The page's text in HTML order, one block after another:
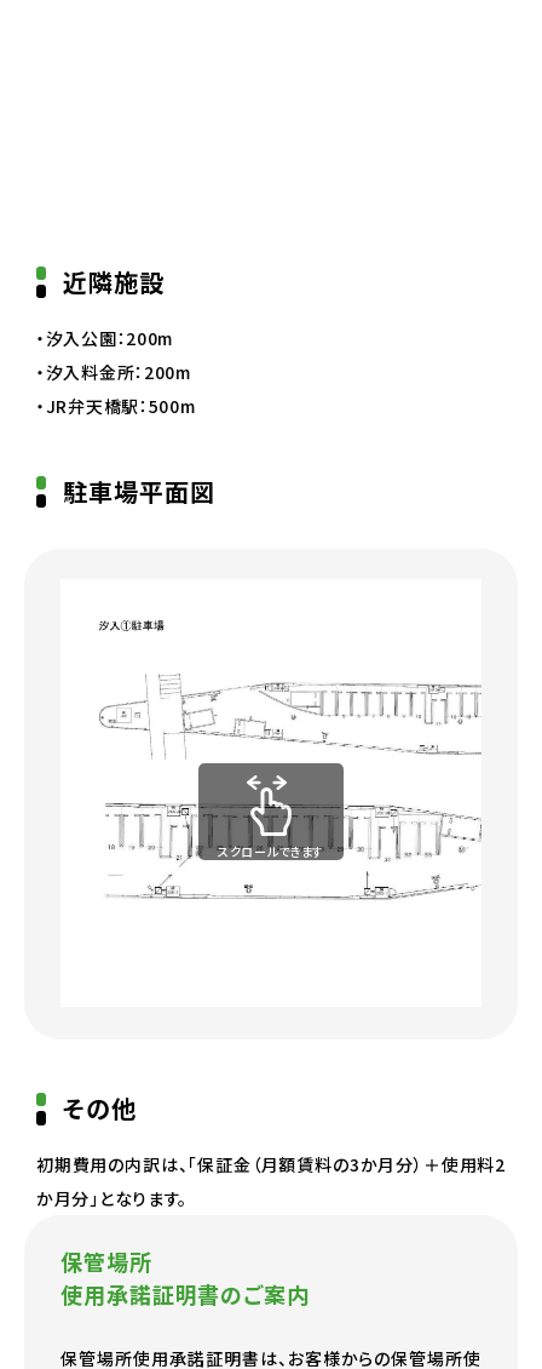
近隣施設
・汐入公園：200m
・汐入料金所：200m
・JR弁天橋駅：500m
駐車場平面図
スクロールできます
その他
初期費用の内訳は、「保証金（月額賃料の3か月分）＋使用料2
か月分」となります。
保管場所
使用承諾証明書のご案内
保管場所使用承諾証明書は、お客様からの保管場所使